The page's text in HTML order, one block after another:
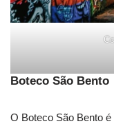
Boteco São Bento
O Boteco São Bento